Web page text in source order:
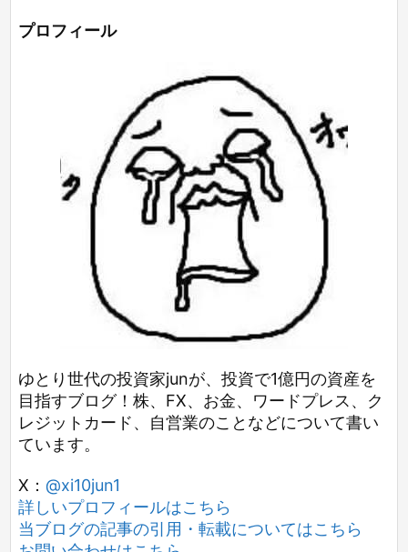
プロフィール
ゆとり世代の投資家junが、投資で1億円の資産を
目指すブログ！株、FX、お金、ワードプレス、ク
レジットカード、自営業のことなどについて書い
ています。
X： @xi10jun1
詳しいプロフィールはこちら
当ブログの記事の引用・転載についてはこちら